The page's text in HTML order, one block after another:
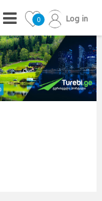
0 Log in